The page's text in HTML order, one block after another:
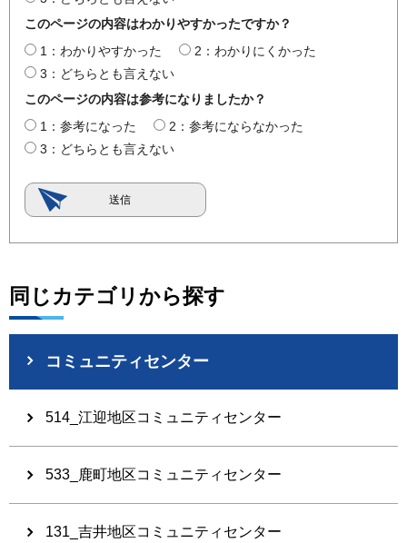
このページの内容はわかりやすかったですか？
1：わかりやすかった
2：わかりにくかった
3：どちらとも言えない
このページの内容は参考になりましたか？
1：参考になった
2：参考にならなかった
3：どちらとも言えない
同じカテゴリから探す
コミュニティセンター
514_江迎地区コミュニティセンター
533_鹿町地区コミュニティセンター
131_吉井地区コミュニティセンター